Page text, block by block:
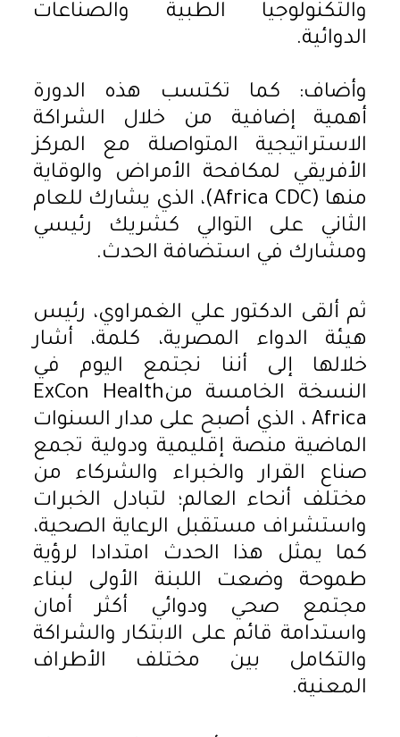
والتكنولوجيا الطبية والصناعات
الدوائية.
وأضاف: كما تكتسب هذه الدورة
أهمية إضافية من خلال الشراكة
الاستراتيجية المتواصلة مع المركز
الأفريقي لمكافحة الأمراض والوقاية
منها (Africa CDC)، الذي يشارك للعام
الثاني على التوالي كشريك رئيسي
ومشارك في استضافة الحدث.
ثم ألقى الدكتور علي الغمراوي، رئيس
هيئة الدواء المصرية، كلمة، أشار
خلالها إلى أننا نجتمع اليوم في
النسخة الخامسة منExCon Health
Africa ، الذي أصبح على مدار السنوات
الماضية منصة إقليمية ودولية تجمع
صناع القرار والخبراء والشركاء من
مختلف أنحاء العالم؛ لتبادل الخبرات
واستشراف مستقبل الرعاية الصحية،
كما يمثل هذا الحدث امتدادا لرؤية
طموحة وضعت اللبنة الأولى لبناء
مجتمع صحي ودوائي أكثر أمان
واستدامة قائم على الابتكار والشراكة
والتكامل بين مختلف الأطراف
المعنية.